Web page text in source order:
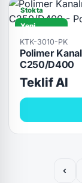
Stokta
Yeni
C250/D400
KTK-3010-PK
Polimer
C250/D400
Teklif Al
‹